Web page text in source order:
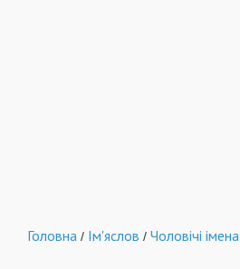
Головна / Ім'яслов / Чоловічі імена